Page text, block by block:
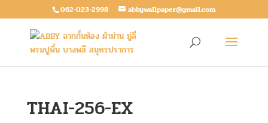
062-023-2998 abbywallpaper@gmail.com
THAI-256-EX